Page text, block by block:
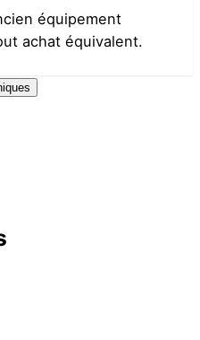
équipement
achat équivalent.